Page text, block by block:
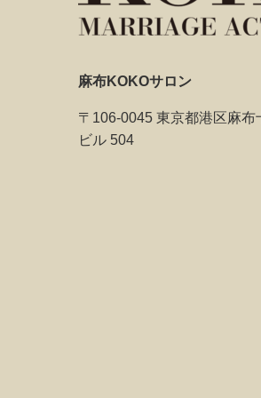
麻布KOKOサロン
〒106-0045 東京都港区麻布
ビル 504